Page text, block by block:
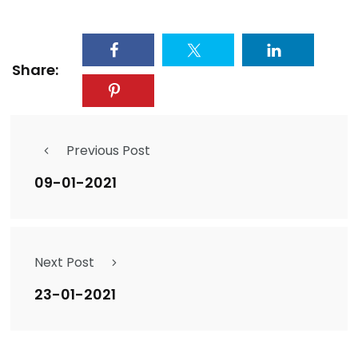
Share:
Previous Post
09-01-2021
Next Post
23-01-2021